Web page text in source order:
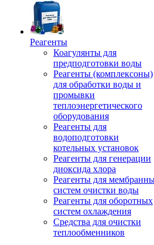
Реагенты
Коагулянты для
предподготовки воды
Реагенты (комплексоны)
для обработки воды и
промывки
теплоэнергетического
оборудования
Реагенты для
водоподготовки
котельных установок
Реагенты для генерации
диоксида хлора
Реагенты для
систем очистки воды
Реагенты для оборотных
систем охлаждения
Средства для очистки
теплообменников